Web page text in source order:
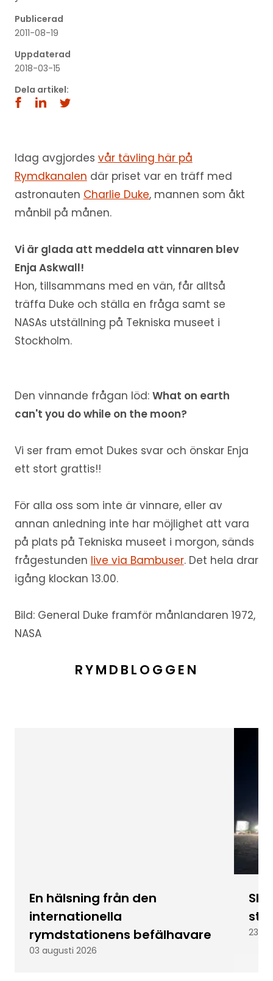
´
Publicerad
2011-08-19
Uppdaterad
2018-03-15
Dela artikel:
Idag avgjordes vår tävling här på
Rymdkanalen där priset var en träff med
astronauten Charlie Duke, mannen som åkt
månbil på månen.
Vi är glada att meddela att vinnaren blev
Enja Askwall!
Hon, tillsammans med en vän, får alltså
träffa Duke och ställa en fråga samt se
NASAs utställning på Tekniska museet i
Stockholm.
Den vinnande frågan löd: What on earth
can't you do while on the moon?
Vi ser fram emot Dukes svar och önskar Enja
ett stort grattis!!
För alla oss som inte är vinnare, eller av
annan anledning inte har möjlighet att vara
på plats på Tekniska museet i morgon, sänds
frågestunden live via Bambuser. Det hela drar
igång klockan 13.00.
Bild: General Duke framför månlandaren 1972,
NASA
RYMDBLOGGEN
En hälsning från den
internationella
rymdstationens befälhavare
03 augusti 2026
23